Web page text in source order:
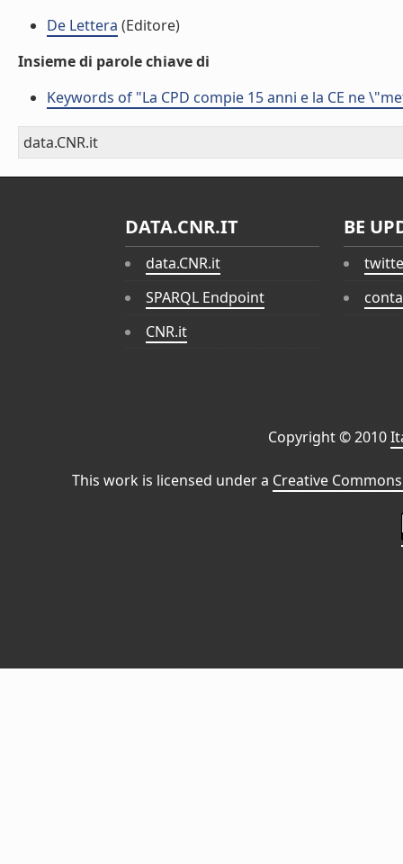
De Lettera (Editore)
Insieme di parole chiave di
Keywords of "La CPD compie 15 anni e la CE ne
data.CNR.it
DATA.CNR.IT
data.CNR.it
SPARQL Endpoint
CNR.it
BE
Copyright © 2010
This work is licensed under a Creative